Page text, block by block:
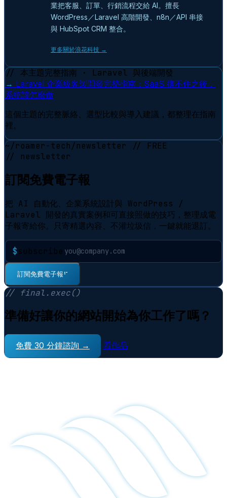
業把客服、訂單、行銷流程交給 AI。擅長
WordPress／Laravel 高階開發、n8n／API 串接
與 HubSpot CRM 整合。
更多關於浪花科技 →
// 本主題完整指南 · Laravel 與後端開發
→ Laravel 企業級客製開發完整指南：SaaS 撐不住之後，
系統該怎麼做
這個主題的完整脈絡、選型比較與導入建議，都整理在指南
裡。
~/roamer-tech/newsletter
// FREE
// newsletter
訂閱免費電子報
把 AI 自動化、企業系統設計與 WordPress /
Laravel 開發的真實案例和可直接照做的技巧，整理成電
子報寄給你。只寄精選內容、不灌垃圾信，一鍵就能退訂。
$subscribe
訂閱免費電子報⠋
// final.exec()
準備好讓你的網站開始為你工作了嗎？
免費 30 分鐘諮詢 → 看作品